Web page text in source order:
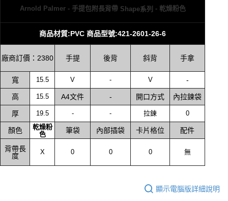
Arnold Palmer - 手提包附長背帶Shape系列 - 乾燥粉色
商品材質:PVC 商品型號:421-2601-26-6
廠商訂價：2380 手提 後背 斜背 手拿
寬 15.5 V - V -
高 15.5 A4文件 - 開口方式 內拉鍊袋
厚 19.5 - - 拉鍊 0
顏色
乾燥粉
色
筆袋 內部插袋 卡片格位 配件
背帶長
度
X 0 0 0 無
顯示電腦版詳細說明